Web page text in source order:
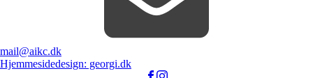
mail@aikc.dk
Hjemmesidedesign: georgi.dk